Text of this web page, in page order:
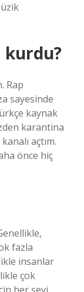
kurdu?
Rap
sayesinde
kaynak
karantina
açtım.
önce hiç
fazla
insanlar
çok